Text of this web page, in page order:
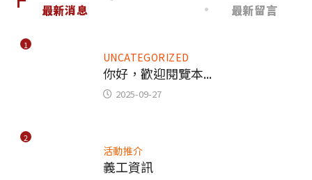
最新消息 最新留言
1
UNCATEGORIZED
你好，歡迎閱覽本...
2025-09-27
2
活動推介
義工資訊